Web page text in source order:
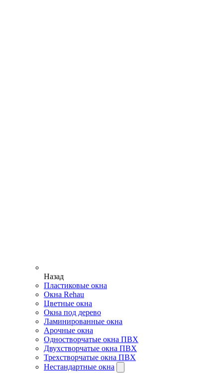
Назад
Пластиковые окна
Окна Rehau
Цветные окна
Окна под дерево
Ламинированные окна
Арочные окна
Одностворчатые окна ПВХ
Двухстворчатые окна ПВХ
Трехстворчатые окна ПВХ
Нестандартные окна